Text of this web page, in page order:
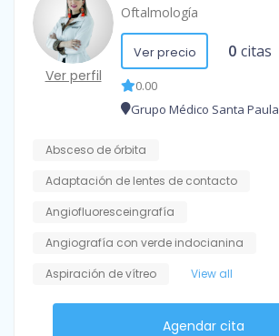
Ver perfil
Oftalmología
Ver precio 0 citas
0.00
Grupo Médico Santa Paula
Absceso de órbita
Adaptación de lentes de contacto
Angiofluoresceingrafía
Angiografía con verde indocianina
Aspiración de vítreo
View all
Agendar cita